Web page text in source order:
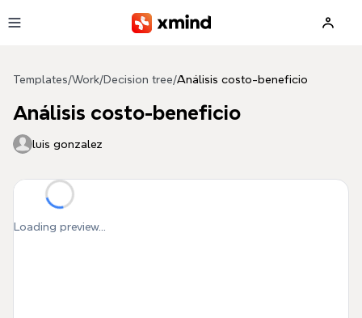
Templates/Work/Decision tree/Análisis costo-beneficio
Análisis costo-beneficio
luis gonzalez
Loading preview...